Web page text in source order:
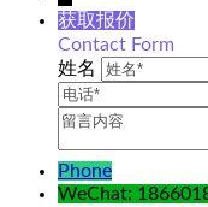
获取报价
Contact Form
姓名
Phone
WeChat: